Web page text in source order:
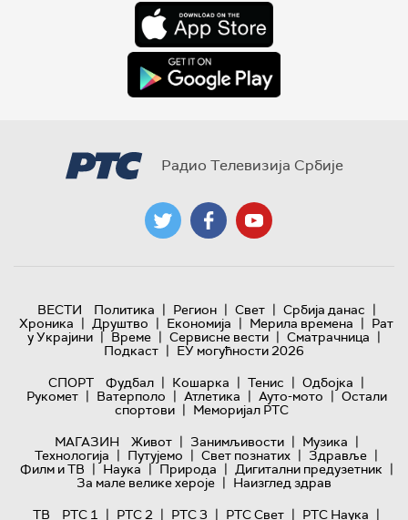
Радио Телевизија Србије
ВЕСТИ Политика | Регион | Свет | Србија данас |
Хроника | Друштво | Економија | Мерила времена | Рат
у Украјини | Време | Сервисне вести | Сматрачница |
Подкаст | ЕУ могућности 2026
СПОРТ
Фудбал | Кошарка | Тенис | Одбојка |
Рукомет | Ватерполо | Атлетика | Ауто-мото | Остали
спортови | Меморијал РТС
МАГАЗИН
Живот | Занимљивости | Музика |
Технологијa | Путујемо | Свет познатих | Здравље |
Филм и ТВ | Наука | Природа | Дигитални предузетник |
За мале велике хероје | Наизглед здрав
ТВ
РТС 1 | РТС 2 | РТС 3 | РТС Свет | РТС Наука |